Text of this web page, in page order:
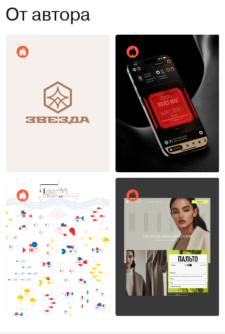
От автора
Вероника Лазарева 21
Вероника Лазарева 20 Вероника Лазарева